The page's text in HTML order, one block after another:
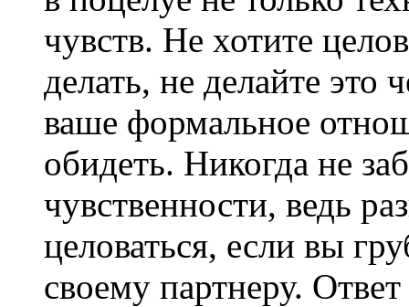
чувств. Не хотите
делать, не делайте это
ваше формальное
обидеть. Никогда не
чувственности, ведь
целоваться, если вы
своему партнеру.